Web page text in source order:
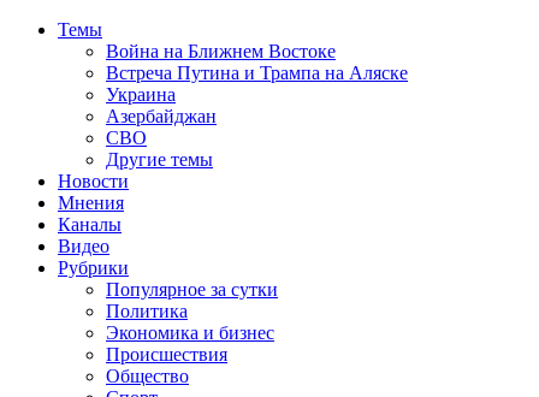
Темы
Война на Ближнем Востоке
Встреча Путина и Трампа на Аляске
Украина
Азербайджан
СВО
Другие темы
Новости
Мнения
Каналы
Видео
Рубрики
Популярное за сутки
Политика
Экономика и бизнес
Происшествия
Общество